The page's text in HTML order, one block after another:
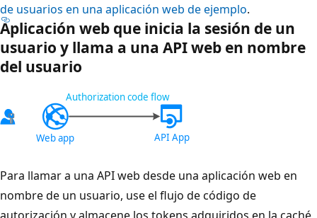
de usuarios en una aplicación web de ejemplo.
Aplicación web que inicia la sesión de un
usuario y llama a una API web en nombre
del usuario
Para llamar a una API web desde una aplicación web en
nombre de un usuario, use el flujo de código de